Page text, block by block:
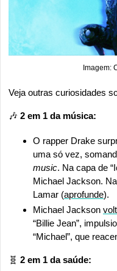
Imagem:
Veja outras curiosidades
🎶 2 em 1 da música:
O rapper Drake
uma só vez,
music. Na capa de
Michael Jackson.
Lamar (aprofunde).
Michael Jackson
“Billie Jean”,
“Michael”, que
🧬 2 em 1 da saúde: